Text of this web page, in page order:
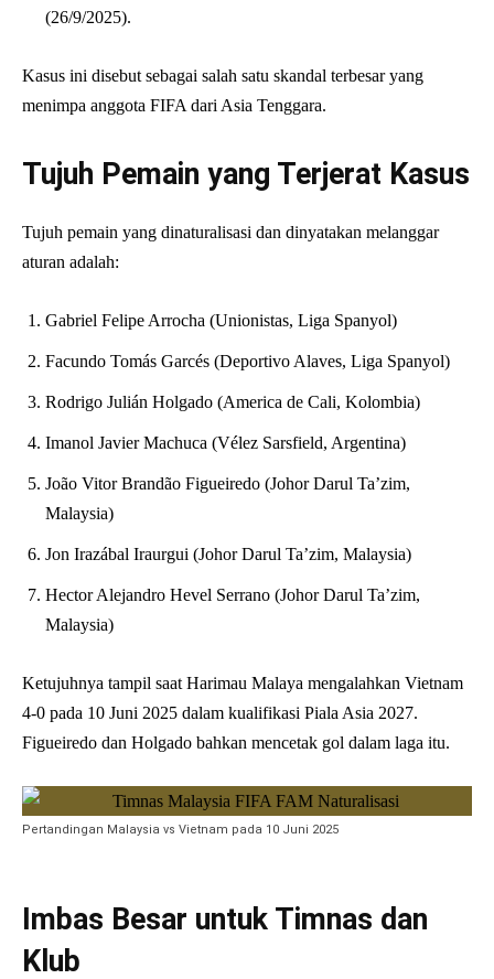
(26/9/2025).
Kasus ini disebut sebagai salah satu skandal terbesar yang
menimpa anggota FIFA dari Asia Tenggara.
Tujuh Pemain yang Terjerat Kasus
Tujuh pemain yang dinaturalisasi dan dinyatakan melanggar
aturan adalah:
Gabriel Felipe Arrocha (Unionistas, Liga Spanyol)
Facundo Tomás Garcés (Deportivo Alaves, Liga Spanyol)
Rodrigo Julián Holgado (America de Cali, Kolombia)
Imanol Javier Machuca (Vélez Sarsfield, Argentina)
João Vitor Brandão Figueiredo (Johor Darul Ta’zim,
Malaysia)
Jon Irazábal Iraurgui (Johor Darul Ta’zim, Malaysia)
Hector Alejandro Hevel Serrano (Johor Darul Ta’zim,
Malaysia)
Ketujuhnya tampil saat Harimau Malaya mengalahkan Vietnam
4-0 pada 10 Juni 2025 dalam kualifikasi Piala Asia 2027.
Figueiredo dan Holgado bahkan mencetak gol dalam laga itu.
Pertandingan Malaysia vs Vietnam pada 10 Juni 2025
Imbas Besar untuk Timnas dan
Klub